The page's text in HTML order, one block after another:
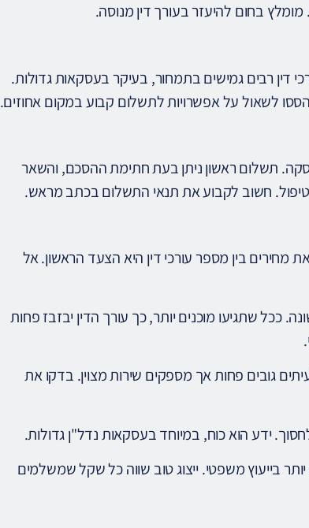
מומלץ בחום להיעזר בעורך דין מנוסה.
דין רבים גמישים בתמחור, בעיקר בעסקאות גדולות.
לשאול על אפשרויות לתשלום קבוע במקום אחוזים.
תשלום ראשון ניתן בעת חתימת ההסכם, והשאר
חשוב לקבוע את תנאי התשלום בכתב מראש.
מחירים בין מספר עורכי דין היא הצעד הראשון. אל
ככל שתגיעו מוכנים יותר, כך עורך הדין יבזבז פחות
גובים פחות אך מספקים שירות מצוין. בדקו את
ידע הוא כוח, במיוחד בעסקאות נדל"ן גדולות.
בייעוץ משפטי. ייצוג טוב שווה כל שקל שמשלמים